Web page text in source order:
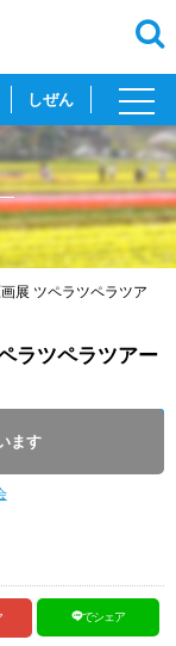
しぜん
toggle
展 ツペラツペラツア
ラツペラツアー
ます
でシェア